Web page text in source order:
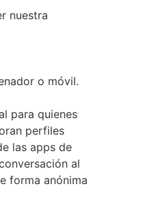
nuestra
o móvil.
para quienes
perfiles
las apps de
al
forma anónima